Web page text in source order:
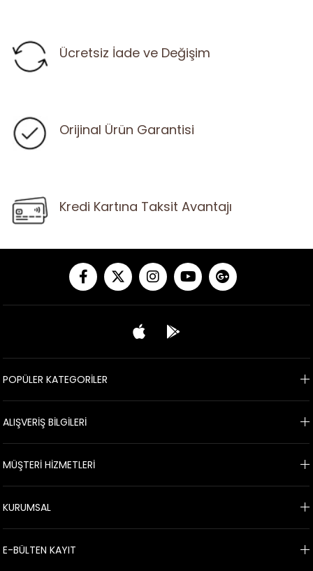
Ücretsiz İade ve Değişim
Orijinal Ürün Garantisi
Kredi Kartına Taksit Avantajı
POPÜLER KATEGORİLER
ALIŞVERİŞ BİLGİLERİ
MÜŞTERİ HİZMETLERİ
KURUMSAL
E-BÜLTEN KAYIT